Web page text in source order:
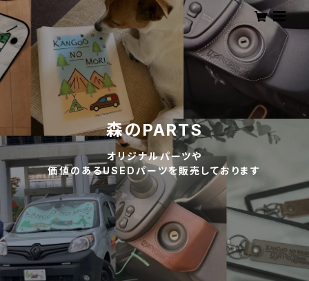
森のPARTS
オリジナルパーツや
価値のあるUSEDパーツを販売しております